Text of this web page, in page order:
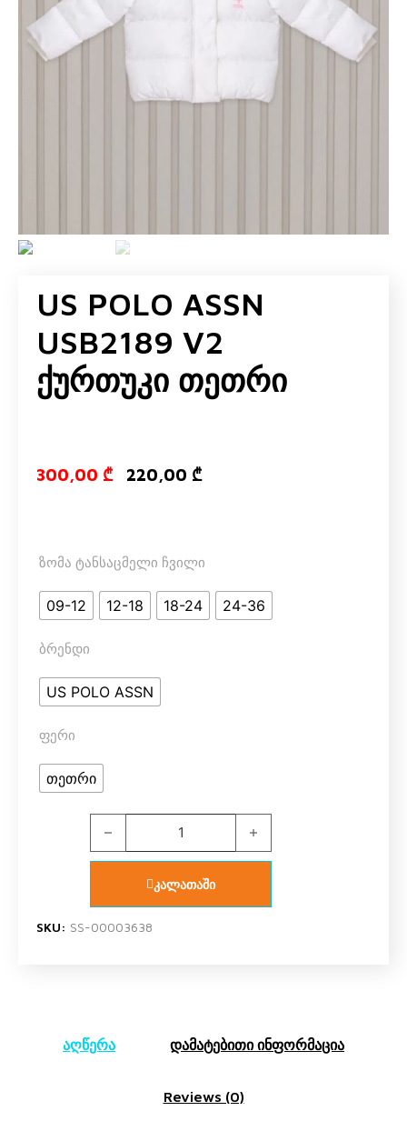
US POLO ASSN
USB2189 V2
Ქურთუკი Თეთრი
300,00 ₾ Original
220,00 ₾Current
ზომა ტანსაცმელი ჩვილი
09-12 12-18 18-24 24-36
ბრენდი
US POLO ASSN
ფერი
თეთრი
US POLO ASSN USB2189 V2 ქურთუკი თეთრი
კალათაში
SKU: SS-00003638
აღწერა დამატებითი ინფორმაცია
Reviews (0)